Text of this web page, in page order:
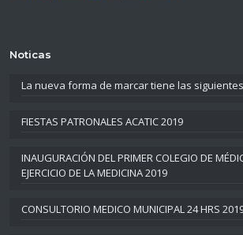
Noticas
La nueva forma de marcar tiene las
FIESTAS PATRONALES ACATIC 2019
INAUGURACIÓN DEL PRIMER COLEGIO DE
EJERCICIO DE LA MEDICINA 2019
CONSULTORIO MEDICO MUNICIPAL 24 HRS